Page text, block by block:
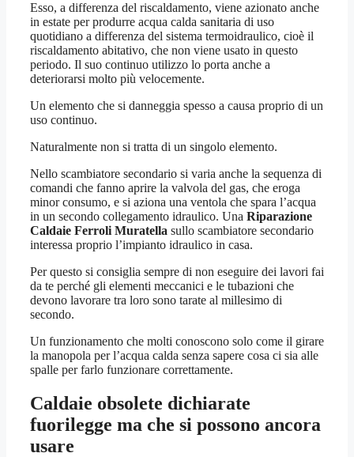
Esso, a differenza del riscaldamento, viene azionato anche
in estate per produrre acqua calda sanitaria di uso
quotidiano a differenza del sistema termoidraulico, cioè il
riscaldamento abitativo, che non viene usato in questo
periodo. Il suo continuo utilizzo lo porta anche a
deteriorarsi molto più velocemente.
Un elemento che si danneggia spesso a causa proprio di un
uso continuo.
Naturalmente non si tratta di un singolo elemento.
Nello scambiatore secondario si varia anche la sequenza di
comandi che fanno aprire la valvola del gas, che eroga
minor consumo, e si aziona una ventola che spara l’acqua
in un secondo collegamento idraulico. Una Riparazione
Caldaie Ferroli Muratella sullo scambiatore secondario
interessa proprio l’impianto idraulico in casa.
Per questo si consiglia sempre di non eseguire dei lavori fai
da te perché gli elementi meccanici e le tubazioni che
devono lavorare tra loro sono tarate al millesimo di
secondo.
Un funzionamento che molti conoscono solo come il girare
la manopola per l’acqua calda senza sapere cosa ci sia alle
spalle per farlo funzionare correttamente.
Caldaie obsolete dichiarate
fuorilegge ma che si possono ancora
usare